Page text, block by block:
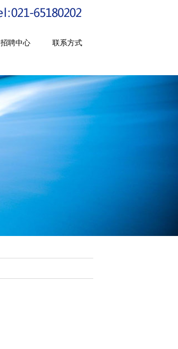
招聘中心 联系方式